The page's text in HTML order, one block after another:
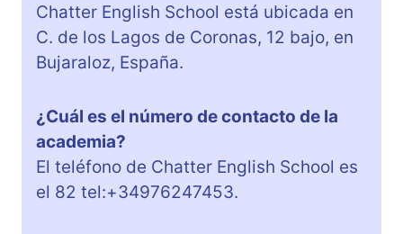
Chatter English School está ubicada en
C. de los Lagos de Coronas, 12 bajo, en
Bujaraloz, España.
¿Cuál es el número de contacto de la
academia?
El teléfono de Chatter English School es
el 82 tel:+34976247453.